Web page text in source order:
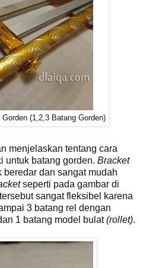
(1,2,3 Batang Gorden)
menjelaskan tentang cara
untuk batang gorden. Bracket
dan sangat mudah
seperti pada gambar di
sangat fleksibel karena
3 batang rel dengan
1 batang model bulat(rollet).